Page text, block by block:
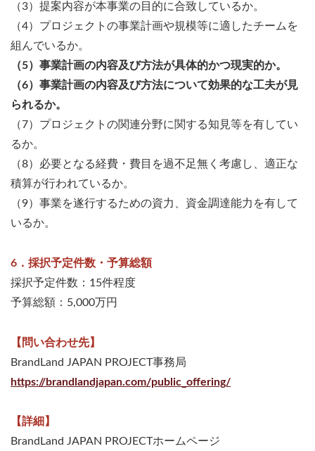
（3）提案内容が本事業の目的に合致しているか。
（4）プロジェクトの事業計画や規模等に適したチームを
組んでいるか。
（5）事業計画の内容及び方法が具体的かつ現実的か。
（6）事業計画の内容及び方法について効果的な工夫が見
られるか。
（7）プロジェクトの関連分野に関する知見等を有してい
るか。
（8）必要となる経費・費目を過不足無く考慮し、適正な
積算が行われているか。
（9）事業を遂行するための資力、資金調達能力を有して
いるか。
6．採択予定件数・予算総額
採択予定件数：15件程度
予算総額：5,000万円
【問い合わせ先】
BrandLand JAPAN PROJECT事務局
https://brandlandjapan.com/public_offering/
【詳細】
BrandLand JAPAN PROJECTホームページ